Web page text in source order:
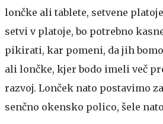
lončke ali tablete, setvene
setvi v platoje, bo potrebno
pikirati, kar pomeni, da jih
ali lončke, kjer bodo imeli več
razvoj. Lonček nato postavimo
senčno okensko polico, šele